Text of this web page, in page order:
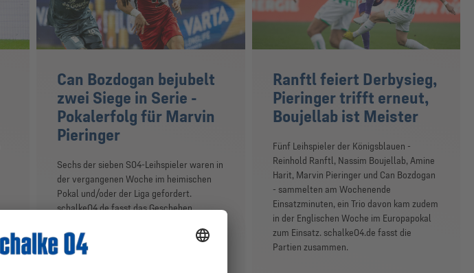
Can Bozdogan bejubelt
zwei Siege in Serie -
Pokalerfolg für Marvin
Pieringer
Sechs der sieben S04-Leihspieler waren in
der vergangenen Woche im heimischen
Pokal und/oder der Liga gefordert.
schalke04.de fasst das Geschehen
Ranftl feiert Derbysieg,
Pieringer trifft erneut,
Boujellab ist Meister
Fünf Leihspieler der Königsblauen -
Reinhold Ranftl, Nassim Boujellab, Amine
Harit, Marvin Pieringer und Can Bozdogan
- sammelten am Wochenende
Einsatzminuten, ein Trio davon kam zudem
in der Englischen Woche im Europapokal
zum Einsatz. schalke04.de fasst die
Partien zusammen.